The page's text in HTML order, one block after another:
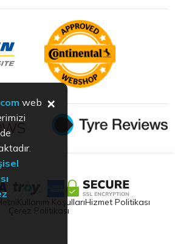
Kullanım KoşullarıHizmet Politikası
Çerez Politikası
web ×